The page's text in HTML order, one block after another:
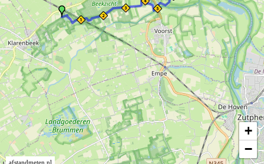
+
−
afstandmeten.nl